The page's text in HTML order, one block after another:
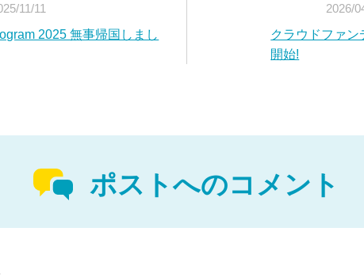
11/11
2025 無事帰国しまし
2026/
クラウドファン
開始!
ポストへのコメント